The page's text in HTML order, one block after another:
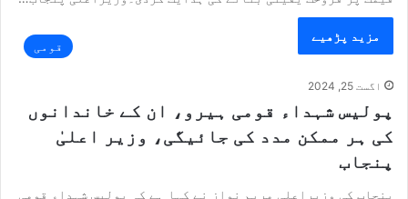
مزید پڑھیے
قومی
اگست 25, 2024
پولیس شہداء قومی ہیرو، ان کے خاندانوں
کی ہر ممکن مدد کی جائیگی، وزیر اعلیٰ
پنجاب
پنجاب کی وزیراعلی مریم نواز نے کہا ہے کہ پولیس شہداء قومی